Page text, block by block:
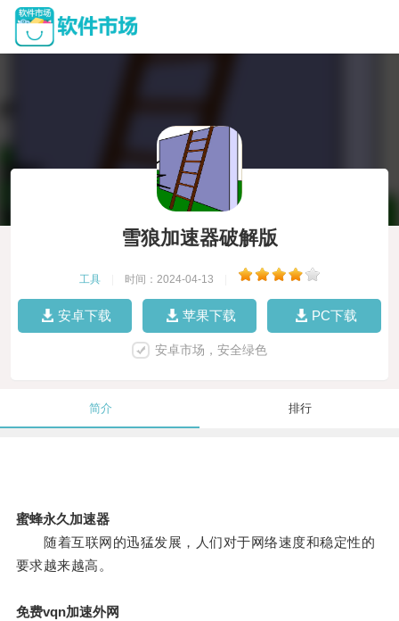
雪狼加速器破解版
工具 时间：2024-04-13
安卓下载 苹果下载 PC下载
安卓市场，安全绿色
简介 排行
蜜蜂永久加速器
随着互联网的迅猛发展，人们对于网络速度和稳定性的
要求越来越高。
免费vqn加速外网